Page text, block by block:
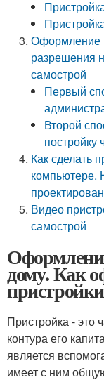
Оформление
разрешения
самострой
Первый
Второй
постройку
Как сделать
компьютере.
Видео
самострой
дому. Как
Пристройка - это
контура его
является
имеет с ним